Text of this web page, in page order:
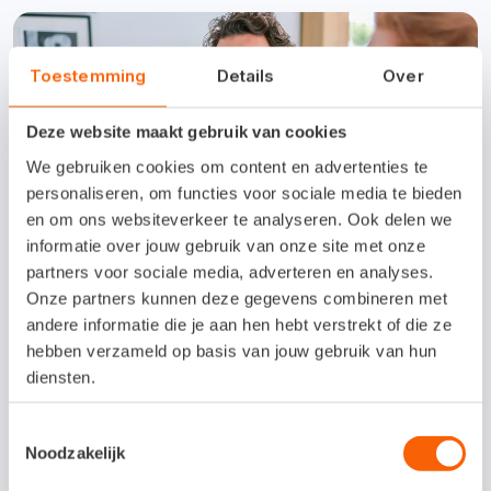
Toestemming Details Over
Deze website maakt gebruik van cookies
We gebruiken cookies om content en advertenties te
personaliseren, om functies voor sociale media te bieden
en om ons websiteverkeer te analyseren. Ook delen we
informatie over jouw gebruik van onze site met onze
partners voor sociale media, adverteren en analyses.
Onze partners kunnen deze gegevens combineren met
andere informatie die je aan hen hebt verstrekt of die ze
hebben verzameld op basis van jouw gebruik van hun
diensten.
Noodzakelijk
Samenwerken met je